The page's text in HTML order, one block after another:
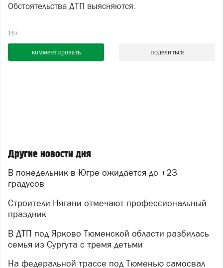
Обстоятельства ДТП выясняются.
16+
комментировать поделиться
Другие новости дня
В понедельник в Югре ожидается до +23
градусов
Строители Нягани отмечают профессиональный
праздник
В ДТП под Ярково Тюменской области разбилась
семья из Сургута с тремя детьми
На федеральной трассе под Тюменью самосвал